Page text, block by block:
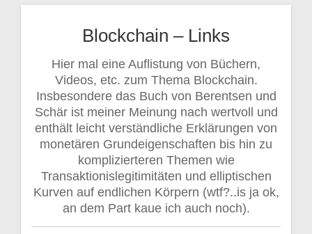
Blockchain – Links
Hier mal eine Auflistung von Büchern,
Videos, etc. zum Thema Blockchain.
Insbesondere das Buch von Berentsen und
Schär ist meiner Meinung nach wertvoll und
enthält leicht verständliche Erklärungen von
monetären Grundeigenschaften bis hin zu
komplizierteren Themen wie
Transaktionislegitimitäten und elliptischen
Kurven auf endlichen Körpern (wtf?..is ja ok,
an dem Part kaue ich auch noch).